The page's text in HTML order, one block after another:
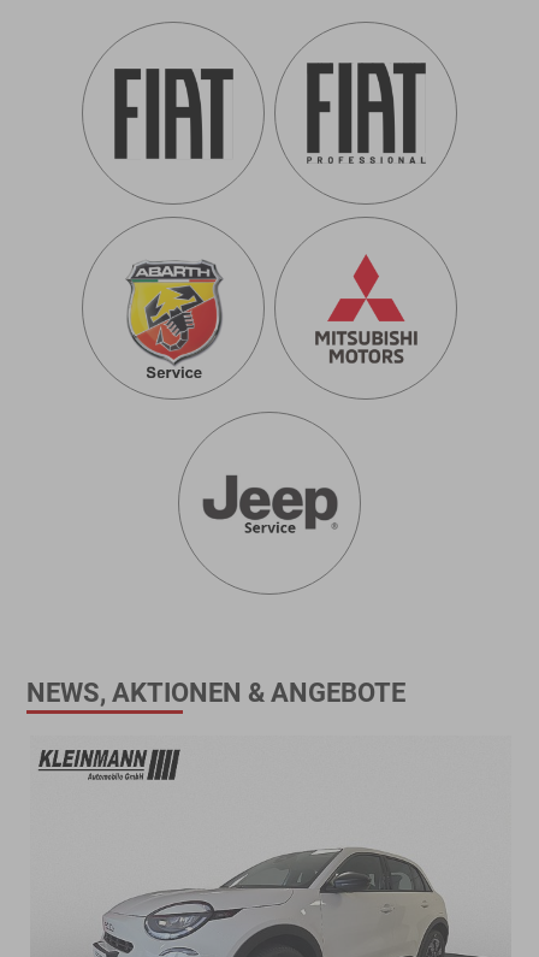
NEWS, AKTIONEN & ANGEBOTE